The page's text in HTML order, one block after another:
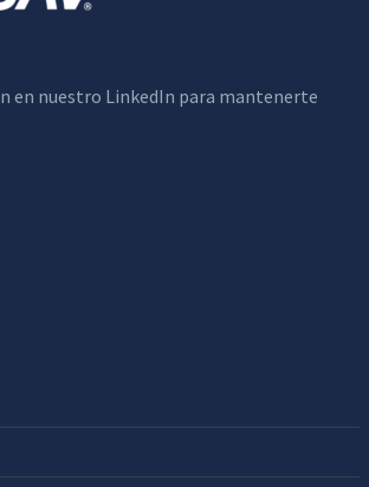
en nuestro LinkedIn para mantenerte